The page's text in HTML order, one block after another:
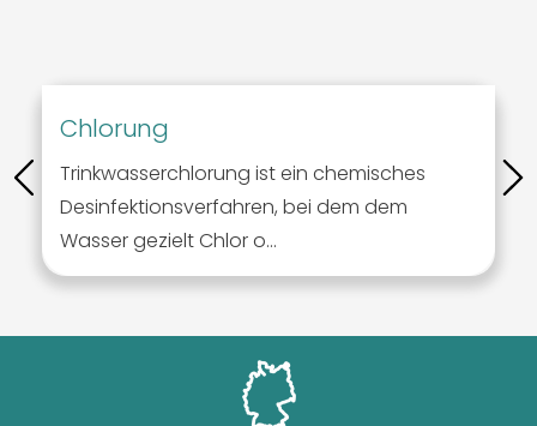
Chlorung
Trinkwasserchlorung ist ein chemisches
Desinfektionsverfahren, bei dem dem
Wasser gezielt Chlor o...